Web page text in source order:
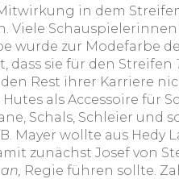
in dem
Viele
wurde zur Modefarbe
dass sie für den Streifen
Rest ihrer Karriere
als Accessoire für
Schals, Schleier und
Mayer wollte aus Hedy
zunächst Josef von
Regie führen sollte.